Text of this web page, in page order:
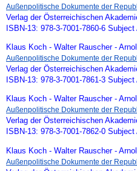
Außenpolitische Dokumente der
Verlag der Österreichischen
ISBN-13: 978-3-7001-7860-6
Klaus Koch - Walter Rauscher -
Außenpolitische Dokumente der
Verlag der Österreichischen
ISBN-13: 978-3-7001-7861-3
Klaus Koch - Walter Rauscher -
Außenpolitische Dokumente der
Verlag der Österreichischen
ISBN-13: 978-3-7001-7862-0
Klaus Koch - Walter Rauscher -
Außenpolitische Dokumente der